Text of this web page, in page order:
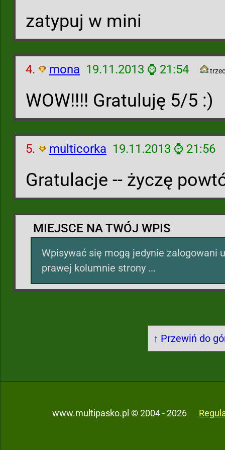
zatypuj w mini
4. mona 19.11.2013 ⌚ 21:54
WOW!!!! Gratuluję 5/5 :)
5. multicorka 19.11.2013 ⌚ 21:56
Gratulacje -- życzę
MIEJSCE NA TWÓJ WPIS
Wpisywać się mogą jedynie zalogowani
prawej kolumnie strony ...
↑ Przewiń do
www.multipasko.pl © 2004 - 2026